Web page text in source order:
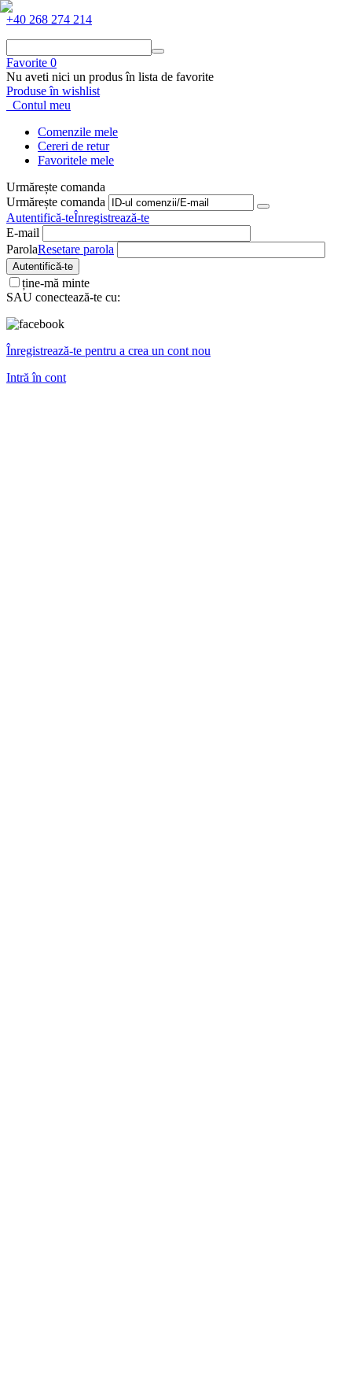
+40 268 274 214
Favorite 0
Nu aveti nici un produs în lista de favorite
Produse în wishlist
Contul meu
Comenzile mele
Cereri de retur
Favoritele mele
Urmărește comanda
Urmărește comanda
Autentifică-teÎnregistrează-te
E-mail
ParolaResetare parola
Autentifică-te
ține-mă minte
SAU conectează-te cu:
Înregistrează-te pentru a crea un cont nou
Intră în cont